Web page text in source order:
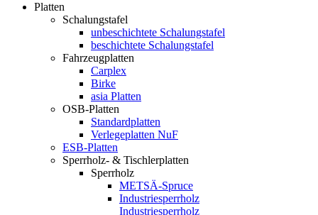
Platten
Schalungstafel
unbeschichtete Schalungstafel
beschichtete Schalungstafel
Fahrzeugplatten
Carplex
Birke
asia Platten
OSB-Platten
Standardplatten
Verlegeplatten NuF
ESB-Platten
Sperrholz- & Tischlerplatten
Sperrholz
METSÄ-Spruce
Industriesperrholz
Industriesperrholz